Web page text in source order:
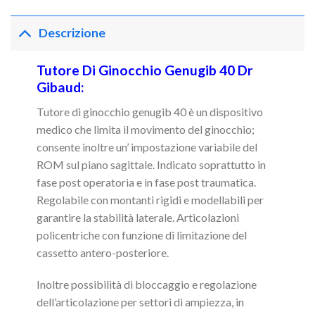
Descrizione
Tutore Di Ginocchio Genugib 40 Dr
Gibaud:
Tutore di ginocchio genugib 40 è un dispositivo
medico che limita il movimento del ginocchio;
consente inoltre un’ impostazione variabile del
ROM sul piano sagittale. Indicato soprattutto in
fase post operatoria e in fase post traumatica.
Regolabile con montanti rigidi e modellabili per
garantire la stabilità laterale. Articolazioni
policentriche con funzione di limitazione del
cassetto antero-posteriore.
Inoltre possibilità di bloccaggio e regolazione
dell’articolazione per settori di ampiezza, in